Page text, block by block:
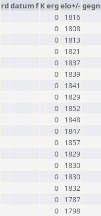
rd datumf Kerg elo+/-
0
1816
0
1808
0
1813
0
1821
0
1837
0
1839
0
1841
0
1829
0
1852
0
1848
0
1847
0
1857
0
1829
0
1830
0
1830
0
1832
0
1787
0
1798